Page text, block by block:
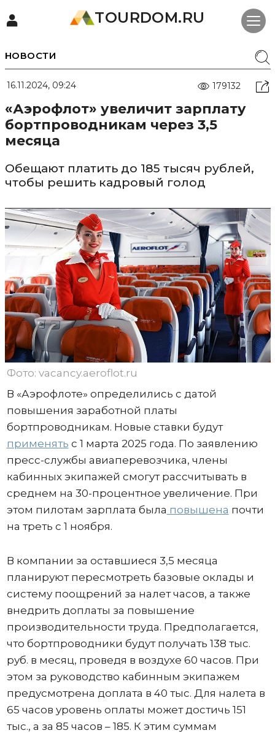
TOURDOM.RU
НОВОСТИ
16.11.2024, 09:24 179132
«Аэрофлот» увеличит зарплату
бортпроводникам через 3,5
месяца
Обещают платить до 185 тысяч рублей,
чтобы решить кадровый голод
Фото: vacancy.aeroflot.ru
В «Аэрофлоте» определились с датой
повышения заработной платы
бортпроводникам. Новые ставки будут
применять с 1 марта 2025 года. По заявлению
пресс-службы авиаперевозчика, члены
кабинных экипажей смогут рассчитывать в
среднем на 30-процентное увеличение. При
этом пилотам зарплата была повышена почти
на треть с 1 ноября.
В компании за оставшиеся 3,5 месяца
планируют пересмотреть базовые оклады и
систему поощрений за налет часов, а также
внедрить доплаты за повышение
производительности труда. Предполагается,
что бортпроводники будут получать 138 тыс.
руб. в месяц, проведя в воздухе 60 часов. При
этом за руководство кабинным экипажем
предусмотрена доплата в 40 тыс. Для налета в
65 часов уровень оплаты может достичь 151
тыс., а за 85 часов – 185. К этим суммам